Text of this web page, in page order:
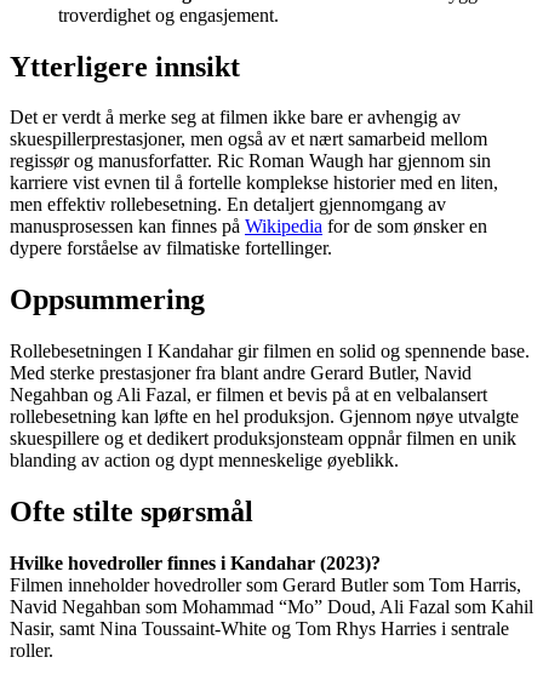
troverdighet og engasjement.
Ytterligere innsikt
Det er verdt å merke seg at filmen ikke bare er avhengig av
skuespillerprestasjoner, men også av et nært samarbeid mellom
regissør og manusforfatter. Ric Roman Waugh har gjennom sin
karriere vist evnen til å fortelle komplekse historier med en liten,
men effektiv rollebesetning. En detaljert gjennomgang av
manusprosessen kan finnes på Wikipedia for de som ønsker en
dypere forståelse av filmatiske fortellinger.
Oppsummering
Rollebesetningen I Kandahar gir filmen en solid og spennende base.
Med sterke prestasjoner fra blant andre Gerard Butler, Navid
Negahban og Ali Fazal, er filmen et bevis på at en velbalansert
rollebesetning kan løfte en hel produksjon. Gjennom nøye utvalgte
skuespillere og et dedikert produksjonsteam oppnår filmen en unik
blanding av action og dypt menneskelige øyeblikk.
Ofte stilte spørsmål
Hvilke hovedroller finnes i Kandahar (2023)?
Filmen inneholder hovedroller som Gerard Butler som Tom Harris,
Navid Negahban som Mohammad “Mo” Doud, Ali Fazal som Kahil
Nasir, samt Nina Toussaint-White og Tom Rhys Harries i sentrale
roller.